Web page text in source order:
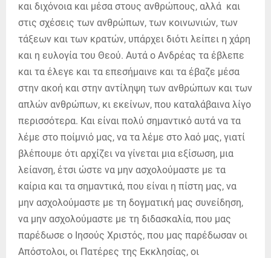
και διχόνοια και μέσα στους ανθρώπους, αλλά και
στις σχέσεις των ανθρώπων, των κοινωνιών, των
τάξεων και των κρατών, υπάρχει διότι λείπει η χάρη
και η ευλογία του Θεού. Αυτά ο Ανδρέας τα έβλεπε
και τα έλεγε και τα επεσήμαινε και τα έβαζε μέσα
στην ακοή και στην αντίληψη των ανθρώπων και των
απλών ανθρώπων, κι εκείνων, που καταλάβαινα λίγο
περισσότερα. Και είναι πολύ σημαντικό αυτά να τα
λέμε στο ποίμνιό μας, να τα λέμε στο λαό μας, γιατί
βλέπουμε ότι αρχίζει να γίνεται μια εξίσωση, μια
λείανση, έτσι ώστε να μην ασχολούμαστε με τα
καίρια και τα σημαντικά, που είναι η πίστη μας, να
μην ασχολούμαστε με τη δογματική μας συνείδηση,
να μην ασχολούμαστε με τη διδασκαλία, που μας
παρέδωσε ο Ιησούς Χριστός, που μας παρέδωσαν οι
Απόστολοι, οι Πατέρες της Εκκλησίας, οι